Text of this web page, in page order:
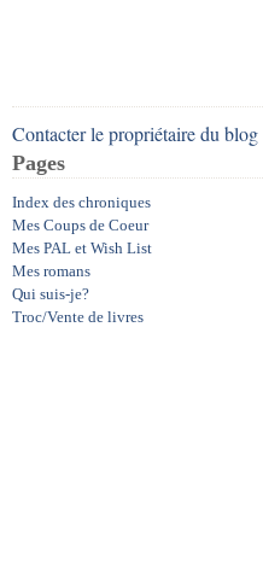
Contacter le propriétaire du blog
Pages
Index des chroniques
Mes Coups de Coeur
Mes PAL et Wish List
Mes romans
Qui suis-je?
Troc/Vente de livres